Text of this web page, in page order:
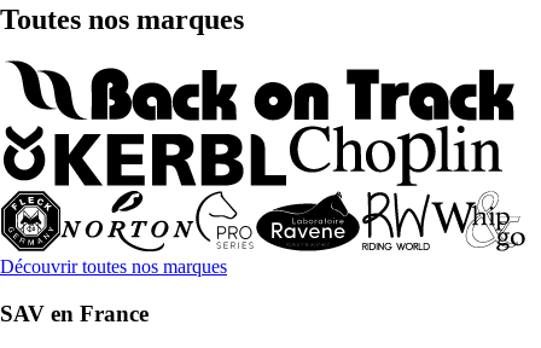
Toutes nos marques
Découvrir toutes nos marques
SAV en France